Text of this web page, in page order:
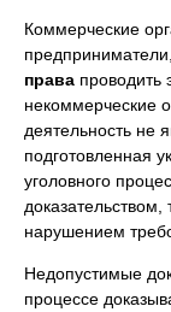
Коммерческие
права проводить
некоммерческие
деятельность не
подготовленная
уголовного
нарушением
Недопустимые
процессе